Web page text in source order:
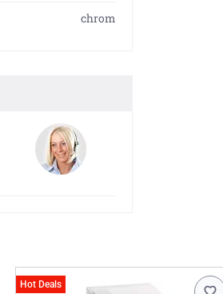
chrom
Hot Deals